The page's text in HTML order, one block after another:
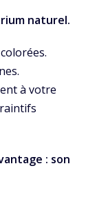
naturel.
à votre
: son